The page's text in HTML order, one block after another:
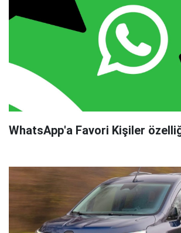
WhatsApp'a Favori Kişiler